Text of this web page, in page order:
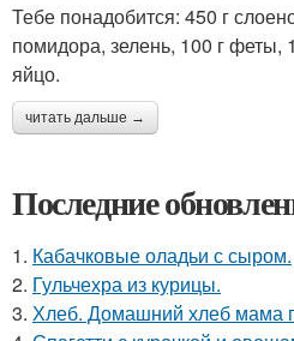
Тебе понадобится: 450 г
помидора, зелень, 100 г феты,
яйцо.
читать дальше →
Последние
1. Кабачковые оладьи с сыром.
2. Гульчехра из курицы.
3. Хлеб. Домашний хлеб мама